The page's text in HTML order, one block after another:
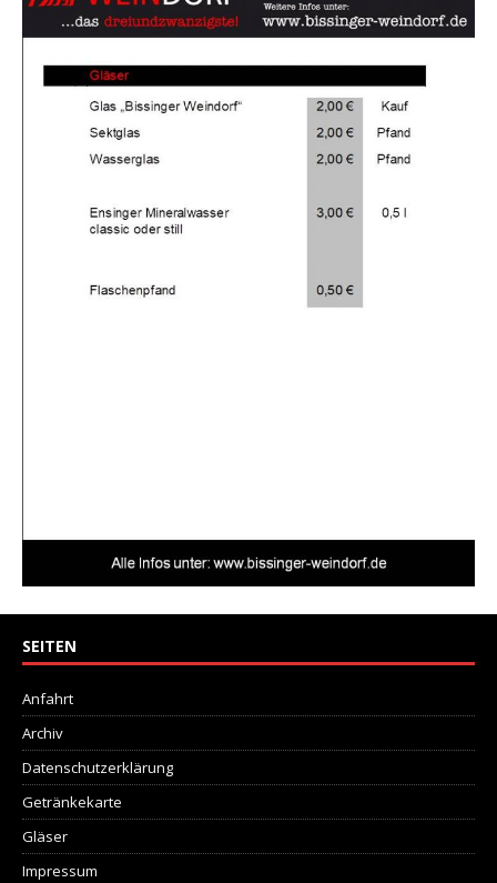
SEITEN
Anfahrt
Archiv
Datenschutzerklärung
Getränkekarte
Gläser
Impressum